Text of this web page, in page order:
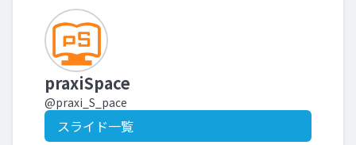
praxiSpace
@praxi_S_pace
スライド一覧